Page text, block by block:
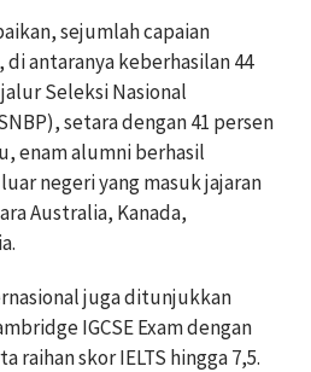
sejumlah capaian
antaranya keberhasilan 44
Seleksi Nasional
setara dengan 41 persen
enam alumni berhasil
negeri yang masuk jajaran
Australia, Kanada,
juga ditunjukkan
IGCSE Exam dengan
raihan skor IELTS hingga 7,5.